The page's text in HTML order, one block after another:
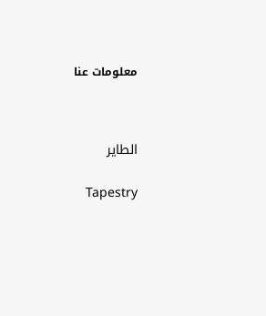
معلومات عنا
الطاير
Tapestry